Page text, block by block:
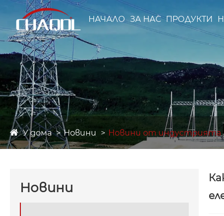
НАЧАЛО ЗА НАС ПРОДУКТИ
У дома Новини Новини от индустрията
Новини